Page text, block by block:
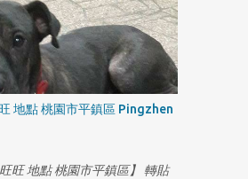
地點 桃園市平鎮區 Pingzhen
旺 地點 桃園市平鎮區】 轉貼